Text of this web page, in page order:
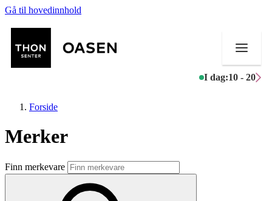
Gå til hovedinnhold
I dag:10 - 20
Butikker
Mat og drikke
Forside
Merker
Finn merkevare